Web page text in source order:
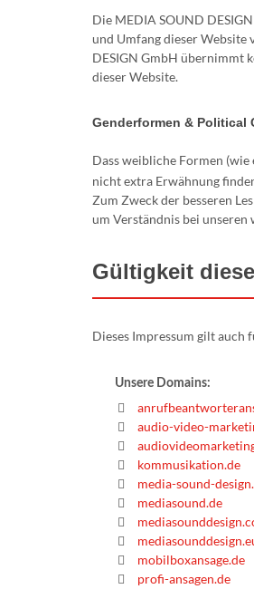
Die MEDIA SOUND
und Umfang dieser
DESIGN GmbH übernimmt
dieser Website.
Genderformen & Political
Dass weibliche Formen (wie
nicht extra Erwähnung
Zum Zweck der besseren
um Verständnis bei unseren
Gültigkeit
Dieses Impressum gilt auch
Unsere Domains:
audio-video-
kommusikation.de
media-sound-
mediasound.de
mobilboxansage.de
profi-ansagen.de